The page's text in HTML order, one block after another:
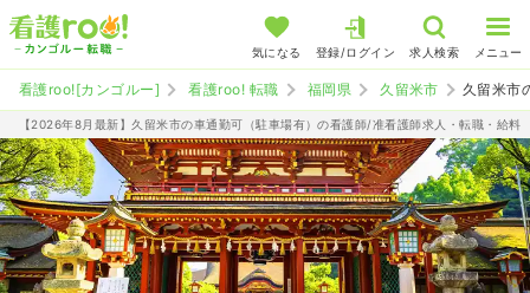
気になる 登録/ログイン 求人検索 メニュー
看護roo![カンゴルー] 看護roo! 転職 福岡県 久留米市 久留米市
【2026年8月最新】久留米市の車通勤可（駐車場有）の看護師/准看護師求人・転職・給料